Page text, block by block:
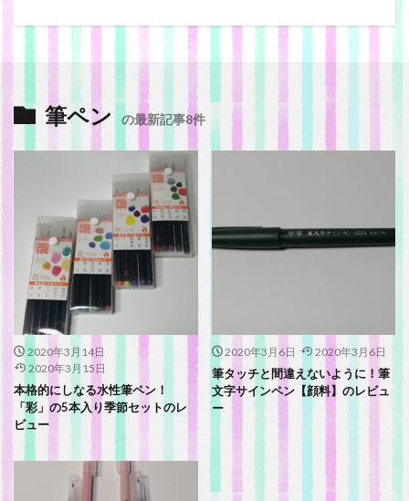
筆ペン の最新記事8件
2020年3月14日
2020年3月15日
本格的にしなる水性筆ペン！
「彩」の5本入り季節セットのレ
ビュー
2020年3月6日 2020年3月6日
筆タッチと間違えないように！筆
文字サインペン【顔料】のレビュ
ー